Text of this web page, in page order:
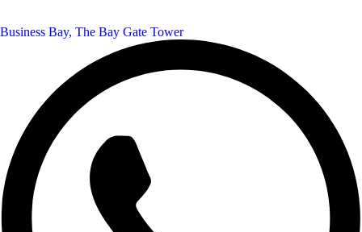
Business Bay, The Bay Gate Tower